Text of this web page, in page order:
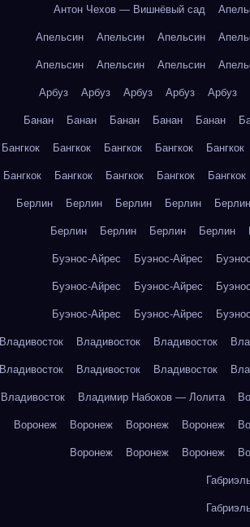
Антон Чехов — Вишнёвый сад
Апельсин Апельсин Апельсин
Апельсин Апельсин Апельсин
Арбуз Арбуз Арбуз Арбуз Арбуз
Банан Банан Банан Банан Банан
Бангкок Бангкок Бангкок Бангкок Бангкок
Бангкок Бангкок Бангкок Бангкок Бангкок
Берлин Берлин Берлин Берлин Берлин
Берлин Берлин Берлин Берлин
Буэнос-Айрес Буэнос-Айрес
Буэнос-Айрес Буэнос-Айрес
Буэнос-Айрес Буэнос-Айрес
Владивосток Владивосток Владивосток
Владивосток Владивосток Владивосток
Владивосток Владимир Набоков — Лолита
Воронеж Воронеж Воронеж Воронеж
Воронеж Воронеж Воронеж